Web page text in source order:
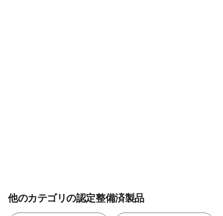
他のカテゴリの認定整備済製品